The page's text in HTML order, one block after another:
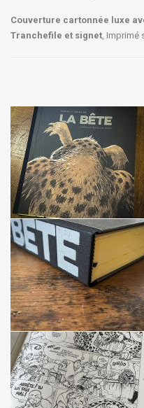
Couverture cartonnée luxe
Tranchefile et signet, Imprimé